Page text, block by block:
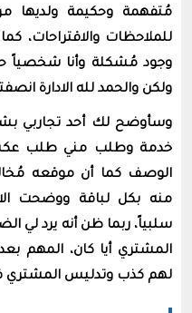
مُتفهمة وحكيمة ولديها
للملاحظات والاقتراحات،
وجود مُشكلة وأنا شخصياً
ولكن والحمد لله الادارة
وسأوضح لك أحد تجاربي
خدمة وطلب مني طلب عكس
الوصف كما أن موقعه
منه بكل لباقة ووضحت
سلبياً، ربما ظن أنه يرد لي
المشتري أيا كان، المهم
لهم كذب وتدليس المشتري